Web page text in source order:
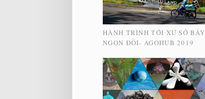
HÀNH TRÌNH TỚI XỨ SỞ BẢY
NGỌN ĐỒI- AGOHUB 2019